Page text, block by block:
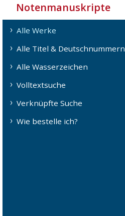
Notenmanuskripte
Alle Werke
Alle Titel & Deutschnummern
Alle Wasserzeichen
Volltextsuche
Verknüpfte Suche
Wie bestelle ich?